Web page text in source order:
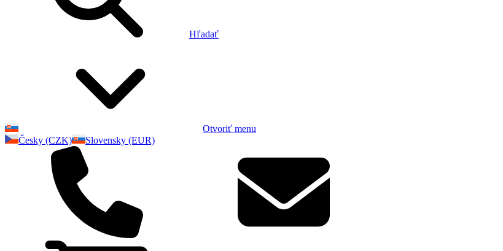
Hľadať
Otvoriť menu
Česky (CZK)
Slovensky (EUR)